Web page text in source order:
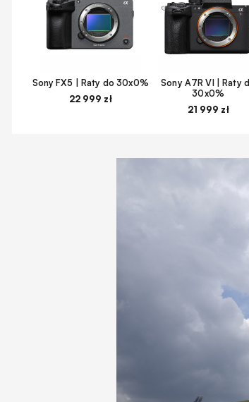
Sony FX5 | Raty do 30x0%
22 999 zł
Sony A7R VI | Raty
30x0%
21 999 zł